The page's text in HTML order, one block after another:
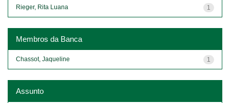
1
Rieger, Rita Luana
Membros da Banca
1
Chassot, Jaqueline
Assunto